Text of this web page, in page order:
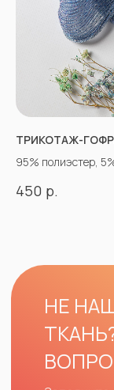
ТРИКОТАЖ-
95% полиэстер,
450 р.